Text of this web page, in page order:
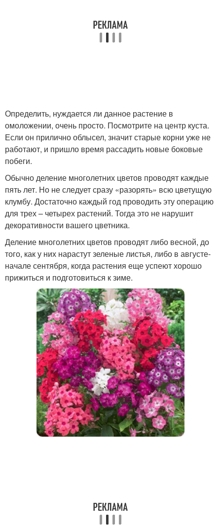
Определить, нуждается ли данное растение в
омоложении, очень просто. Посмотрите на центр куста.
Если он прилично облысел, значит старые корни уже не
работают, и пришло время рассадить новые боковые
побеги.
Обычно деление многолетних цветов проводят каждые
пять лет. Но не следует сразу «разорять» всю цветущую
клумбу. Достаточно каждый год проводить эту операцию
для трех – четырех растений. Тогда это не нарушит
декоративности вашего цветника.
Деление многолетних цветов проводят либо весной, до
того, как у них нарастут зеленые листья, либо в августе-
начале сентября, когда растения еще успеют хорошо
прижиться и подготовиться к зиме.